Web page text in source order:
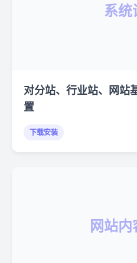
系统
对分站、行业站、网站
置
下载安装
网站